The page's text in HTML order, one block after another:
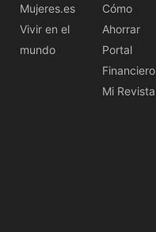
Mujeres.es
Vivir en el
mundo
Cómo
Ahorrar
Portal
Financiero
Mi Revista